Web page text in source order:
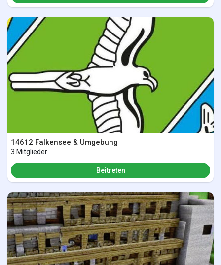
14612 Falkensee & Umgebung
3 Mitglieder
Beitreten